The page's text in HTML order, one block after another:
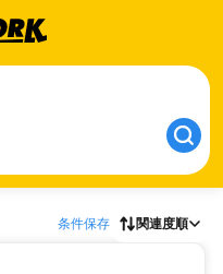
条件保存 関連度順